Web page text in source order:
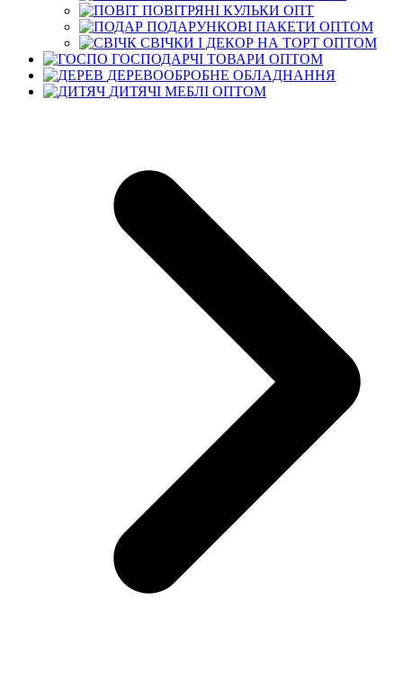
ПОВІТРЯНІ КУЛЬКИ ОПТ
ПОДАРУНКОВІ ПАКЕТИ ОПТОМ
СВІЧКИ І ДЕКОР НА ТОРТ ОПТОМ
ГОСПОДАРЧІ ТОВАРИ ОПТОМ
ДЕРЕВООБРОБНЕ ОБЛАДНАННЯ
ДИТЯЧІ МЕБЛІ ОПТОМ